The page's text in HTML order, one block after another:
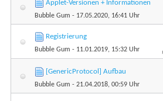
Applet-Versionen + Informationen
Bubble Gum - 17.05.2020, 16:41 Uhr
Registrierung
Bubble Gum - 11.01.2019, 15:32 Uhr
[GenericProtocol] Aufbau
Bubble Gum - 21.04.2018, 00:59 Uhr